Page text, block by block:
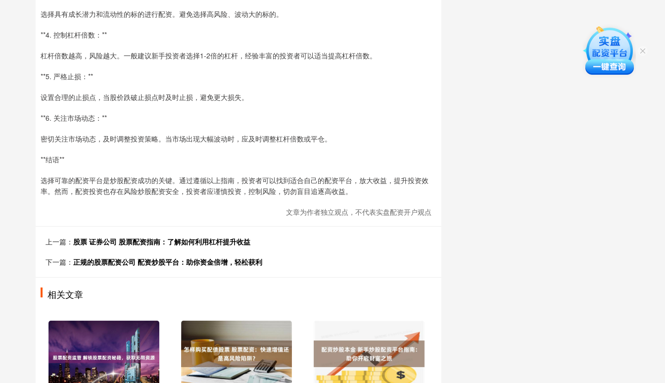
选择具有成长潜力和流动性的标的进行配资。避免选择高风险、波动大的标的。
**4. 控制杠杆倍数：**
杠杆倍数越高，风险越大。一般建议新手投资者选择1-2倍的杠杆，经验丰富的投资者可以适当提高杠杆倍数。
**5. 严格止损：**
设置合理的止损点，当股价跌破止损点时及时止损，避免更大损失。
**6. 关注市场动态：**
密切关注市场动态，及时调整投资策略。当市场出现大幅波动时，应及时调整杠杆倍数或平仓。
**结语**
选择可靠的配资平台是炒股配资成功的关键。通过遵循以上指南，投资者可以找到适合自己的配资平台，放大收益，提升投资效
率。然而，配资投资也存在风险炒股配资安全，投资者应谨慎投资，控制风险，切勿盲目追逐高收益。
文章为作者独立观点，不代表实盘配资开户观点
上一篇： 股票 证券公司 股票配资指南：了解如何利用杠杆提升收益
下一篇： 正规的股票配资公司 配资炒股平台：助你资金倍增，轻松获利
相关文章